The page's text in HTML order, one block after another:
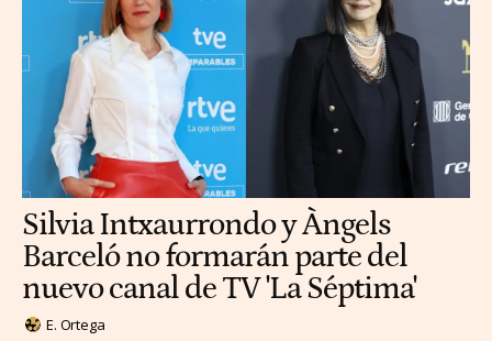
Silvia Intxaurrondo y Àngels
Barceló no formarán parte del
nuevo canal de TV 'La Séptima'
E. Ortega